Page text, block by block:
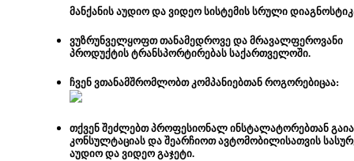
მანქანის აუდიო და ვიდეო სისტემის სრული
ვუზრუნველყოფთ თანამედროვე და მრავალფეროვანი
პროდუქტის ტრანსპორტირებას საქართველოში.
ჩვენ ვთანამშრომლობთ კომპანიებთან როგორებიცაა:
თქვენ შეძლებთპროფესიონალ ინსტალატორებთან
კონსულტაციას და შეარჩიოთ ავტომობილისათვის
აუდიო და ვიდეო გაჯეტი.